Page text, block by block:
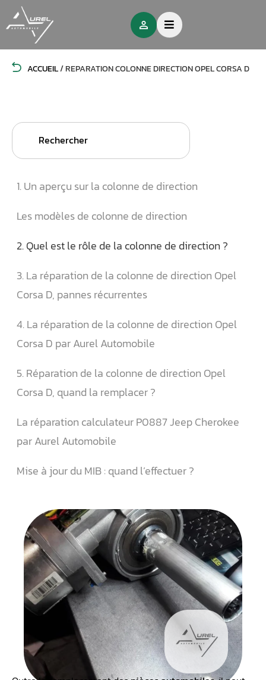
ACCUEIL/REPARATION COLONNE DIRECTION OPEL CORSA D
Search
1. Un aperçu sur la colonne de direction
Les modèles de colonne de direction
2. Quel est le rôle de la colonne de direction ?
3. La réparation de la colonne de direction Opel
Corsa D, pannes récurrentes
4. La réparation de la colonne de direction Opel
Corsa D par Aurel Automobile
5. Réparation de la colonne de direction Opel
Corsa D, quand la remplacer ?
La réparation calculateur P0887 Jeep Cherokee
par Aurel Automobile
Mise à jour du MIB : quand l’effectuer ?